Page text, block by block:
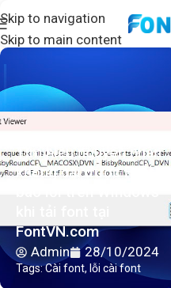
Skip to navigation
Skip to main content
Tìm hiểu nguyên nhân
không cài được Font
FontVN.com
Admin 28/10/2024
Tags:Cài font, lỗi cài font